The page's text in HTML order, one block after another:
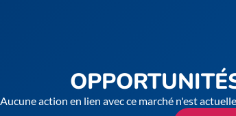
Aucune action en lien avec ce marché n'est